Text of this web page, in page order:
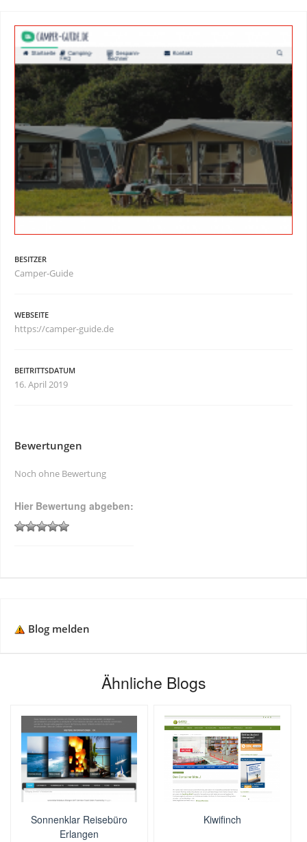
BESITZER
Camper-Guide
WEBSEITE
https://camper-guide.de
BEITRITTSDATUM
16. April 2019
Bewertungen
Noch ohne Bewertung
Hier Bewertung abgeben:
Blog melden
Ähnliche Blogs
Sonnenklar Reisebüro
Erlangen
Kiwifinch